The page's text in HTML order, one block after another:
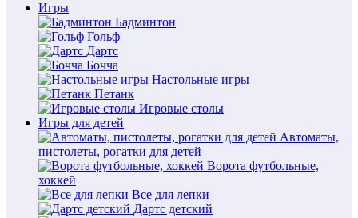
Игры
Бадминтон
Гольф
Дартс
Бочча
Настольные игры
Петанк
Игровые столы
Игры для детей
Автоматы,
пистолеты, рогатки для детей
Ворота футбольные,
хоккей
Все для лепки
Дартс детский